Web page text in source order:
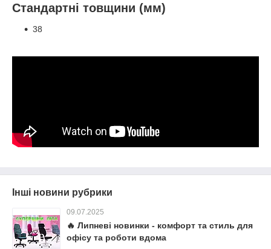
Стандартні товщини (мм)
38
Інші новини рубрики
09.07.2025
🔥 Липневі новинки - комфорт та стиль для
офісу та роботи вдома